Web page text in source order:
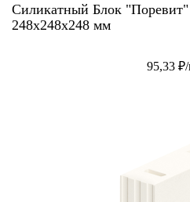
Силикатный Блок
248x248x248 мм
95,33